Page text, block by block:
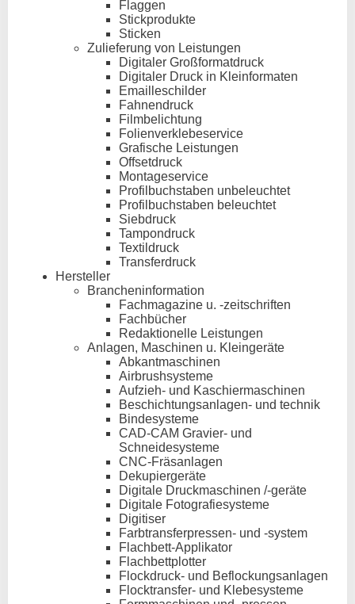
Flaggen
Stickprodukte
Sticken
Zulieferung von Leistungen
Digitaler Großformatdruck
Digitaler Druck in Kleinformaten
Emailleschilder
Fahnendruck
Filmbelichtung
Folienverklebeservice
Grafische Leistungen
Offsetdruck
Montageservice
Profilbuchstaben unbeleuchtet
Profilbuchstaben beleuchtet
Siebdruck
Tampondruck
Textildruck
Transferdruck
Hersteller
Brancheninformation
Fachmagazine u. -zeitschriften
Fachbücher
Redaktionelle Leistungen
Anlagen, Maschinen u. Kleingeräte
Abkantmaschinen
Airbrushsysteme
Aufzieh- und Kaschiermaschinen
Beschichtungsanlagen- und technik
Bindesysteme
CAD-CAM Gravier- und
Schneidesysteme
CNC-Fräsanlagen
Dekupiergeräte
Digitale Druckmaschinen /-geräte
Digitale Fotografiesysteme
Digitiser
Farbtransferpressen- und -system
Flachbett-Applikator
Flachbettplotter
Flockdruck- und Beflockungsanlagen
Flocktransfer- und Klebesysteme